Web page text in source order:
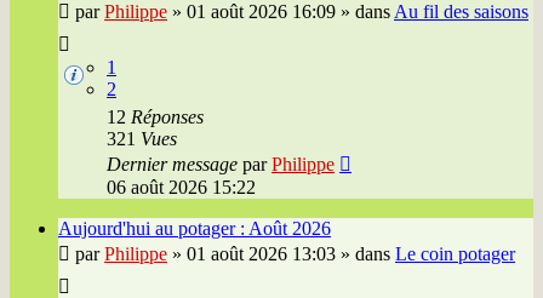
parPhilippe » 01 août 2026 16:09 » dans Au fil des saisons
1
2
12 Réponses
321 Vues
Dernier message parPhilippe
06 août 2026 15:22
Aujourd'hui au potager : Août 2026
parPhilippe » 01 août 2026 13:03 » dans Le coin potager